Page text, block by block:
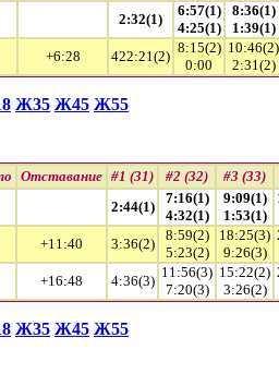
2:32(1)
6:57(1)
4:25(1)
8:36(1)
1:39(1)
+6:28
422:21(2)
8:15(2)
0:00
10:46(2)
2:31(2)
Ж35 Ж45 Ж55
Отставание #1 (31) #2 (32) #3 (33)
2:44(1)
7:16(1)
4:32(1)
9:09(1)
1:53(1)
+11:40
3:36(2)
8:59(2)
5:23(2)
18:25(3)
9:26(3)
+16:48
4:36(3)
11:56(3)
7:20(3)
15:22(2)
3:26(2)
Ж35 Ж45 Ж55